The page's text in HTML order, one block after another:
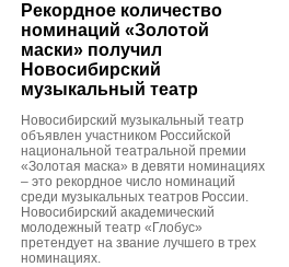
Рекордное количество
номинаций «Золотой
маски» получил
Новосибирский
музыкальный театр
Новосибирский музыкальный театр
объявлен участником Российской
национальной театральной премии
«Золотая маска» в девяти номинациях
– это рекордное число номинаций
среди музыкальных театров России.
Новосибирский академический
молодежный театр «Глобус»
претендует на звание лучшего в трех
номинациях.